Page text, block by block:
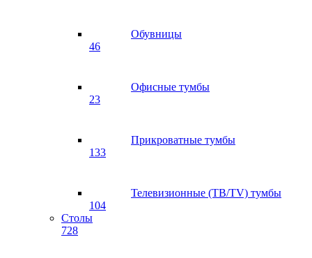
Обувницы
46
Офисные тумбы
23
Прикроватные тумбы
133
Телевизионные (ТВ/TV) тумбы
104
Столы
728